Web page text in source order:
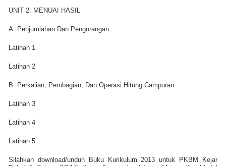
UNIT 2. MENUAI HASIL
A. Penjumlahan Dan Pengurangan
Latihan 1
Latihan 2
B. Perkalian, Pembagian, Dan Operasi Hitung Campuran
Latihan 3
Latihan 4
Latihan 5
Silahkan download/unduh Buku Kurikulum 2013 untuk PKBM Kejar